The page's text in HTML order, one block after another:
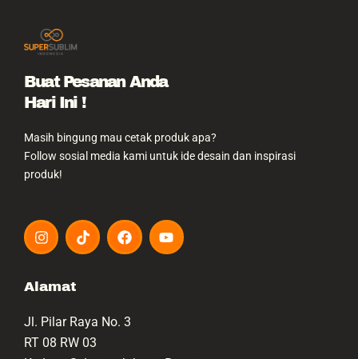
Buat Pesanan Anda
Hari Ini !
Masih bingung mau cetak produk apa?
Follow sosial media kami untuk ide desain dan inspirasi
produk!
I
n
s
a
r
a
m
T
i
k
F
a
c
o
k
Y
o
u
Alamat
Jl. Pilar Raya No. 3
RT 08 RW 03